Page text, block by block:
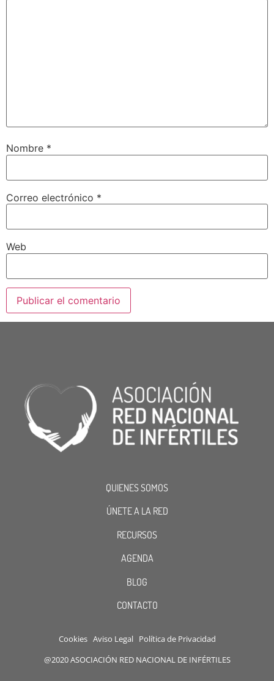
Nombre *
Correo electrónico *
Web
QUIENES SOMOS
ÚNETE A LA RED
RECURSOS
AGENDA
BLOG
CONTACTO
Cookies Aviso Legal Política de Privacidad
@2020 ASOCIACIÓN RED NACIONAL DE INFÉRTILES